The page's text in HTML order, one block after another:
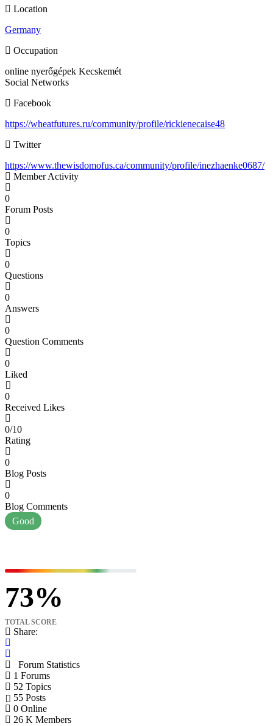
Location
Germany
Occupation
online nyerőgépek Kecskemét
Social Networks
Facebook
https://wheatfutures.ru/community/profile/rickienecaise48
Twitter
https://www.thewisdomofus.ca/community/profile/inezhaenke0687/
Member Activity
0
Forum Posts
0
Topics
0
Questions
0
Answers
0
Question Comments
0
Liked
0
Received Likes
0/10
Rating
0
Blog Posts
0
Blog Comments
73
TOTAL SCORE
Good
Share:
Forum Statistics
1 Forums
52 Topics
55 Posts
0 Online
26 K Members